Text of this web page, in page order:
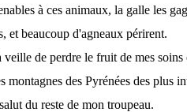
à ces animaux, la galle les
et beaucoup d'agneaux périrent.
veille de perdre le fruit de mes
montagnes des Pyrénées des plus
du reste de mon troupeau.